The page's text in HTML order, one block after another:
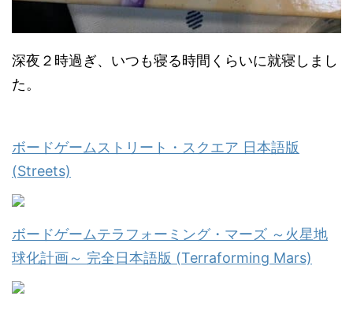
深夜２時過ぎ、いつも寝る時間くらいに就寝しまし
た。
ボードゲームストリート・スクエア 日本語版
(Streets)
ボードゲームテラフォーミング・マーズ ～火星地
球化計画～ 完全日本語版 (Terraforming Mars)